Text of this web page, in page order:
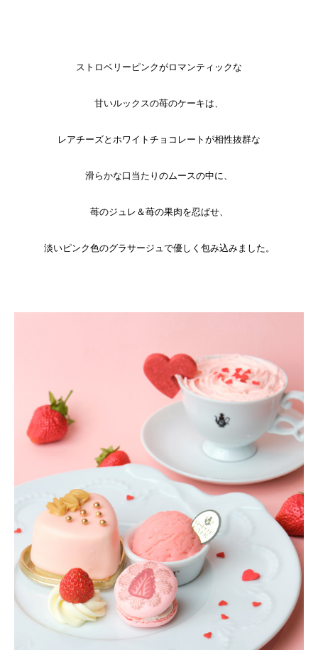
ストロベリーピンクがロマンティックな
甘いルックスの苺のケーキは、
レアチーズとホワイトチョコレートが相性抜群な
滑らかな口当たりのムースの中に、
苺のジュレ＆苺の果肉を忍ばせ、
淡いピンク色のグラサージュで優しく包み込みました。